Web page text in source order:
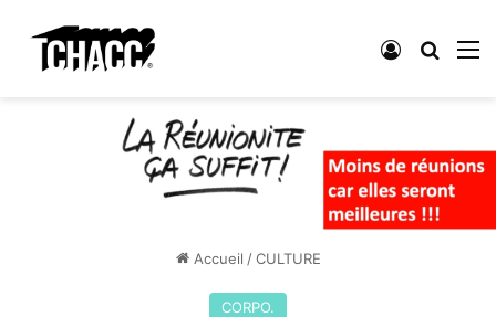
Connexion
Accueil / CULTURE
CORPO.